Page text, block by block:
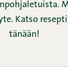
Katso
tänään!